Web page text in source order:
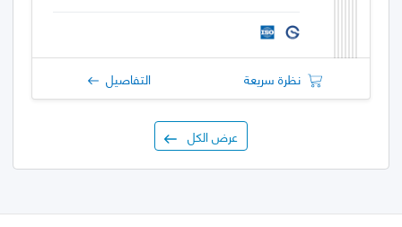
نظرة سريعة التفاصيل
عرض الكل